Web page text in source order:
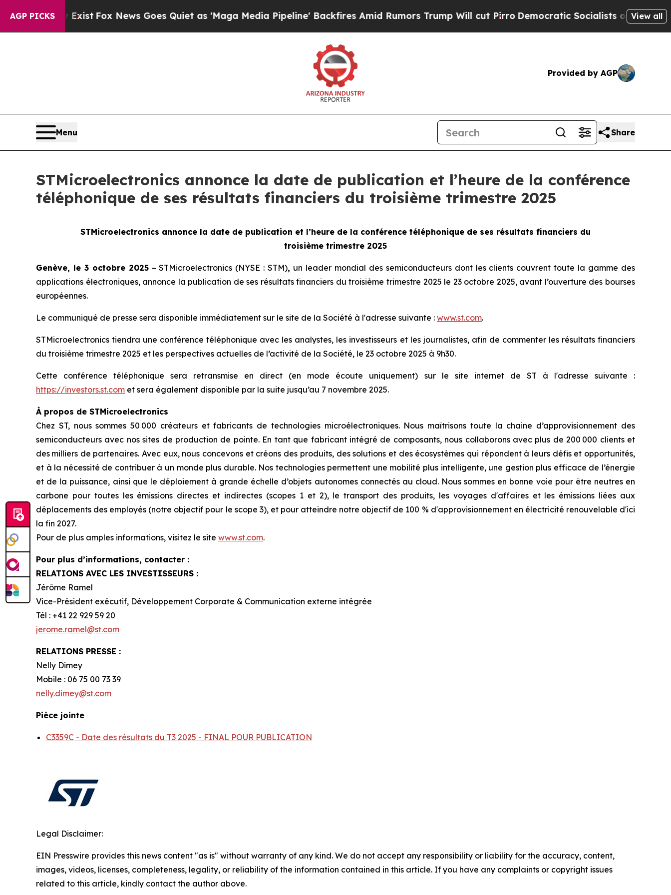
AGP PICKS
They Exist Fox News Goes Quiet as 'Maga Media Pipeline' Backfires Amid Rumors Trump Will cut PirroDemocratic Socialists of AmericaView all
Provided by AGP
Menu Share
STMicroelectronics annonce la date de publication et l’heure de la conférence
téléphonique de ses résultats financiers du troisième trimestre 2025
STMicroelectronics annonce la date de publication et l’heure de la conférence téléphonique de ses résultats financiers du
troisième trimestre 2025
Genève, le 3 octobre 2025– STMicroelectronics (NYSE : STM), un leader mondial des semiconducteurs dont les clients couvrent toute la gamme des
applications électroniques, annonce la publication de ses résultats financiers du troisième trimestre 2025 le 23 octobre 2025, avant l’ouverture des bourses
européennes.
Le communiqué de presse sera disponible immédiatement sur le site de la Société à l'adresse suivante : www.st.com.
STMicroelectronics tiendra une conférence téléphonique avec les analystes, les investisseurs et les journalistes, afin de commenter les résultats financiers
du troisième trimestre 2025 et les perspectives actuelles de l’activité de la Société, le 23 octobre 2025 à 9h30.
Cette conférence téléphonique sera retransmise en direct (en mode écoute uniquement) sur le site internet de ST à l'adresse suivante :
https://investors.st.com et sera également disponible par la suite jusqu’au 7 novembre 2025.
À propos de STMicroelectronics
Chez ST, nous sommes 50 000 créateurs et fabricants de technologies microélectroniques. Nous maîtrisons toute la chaine d’approvisionnement des
semiconducteurs avec nos sites de production de pointe. En tant que fabricant intégré de composants, nous collaborons avec plus de 200 000 clients et
des milliers de partenaires. Avec eux, nous concevons et créons des produits, des solutions et des écosystèmes qui répondent à leurs défis et opportunités,
et à la nécessité de contribuer à un monde plus durable. Nos technologies permettent une mobilité plus intelligente, une gestion plus efficace de l’énergie
et de la puissance, ainsi que le déploiement à grande échelle d’objets autonomes connectés au cloud. Nous sommes en bonne voie pour être neutres en
carbone pour toutes les émissions directes et indirectes (scopes 1 et 2), le transport des produits, les voyages d'affaires et les émissions liées aux
déplacements des employés (notre objectif pour le scope 3), et pour atteindre notre objectif de 100 % d'approvisionnement en électricité renouvelable d'ici
la fin 2027.
Pour de plus amples informations, visitez le site www.st.com.
Pour plus d’informations, contacter :
RELATIONS AVEC LES INVESTISSEURS :
Jérôme Ramel
Vice-Président exécutif, Développement Corporate & Communication externe intégrée
Tél : +41 22 929 59 20
jerome.ramel@st.com
RELATIONS PRESSE :
Nelly Dimey
Mobile : 06 75 00 73 39
nelly.dimey@st.com
Pièce jointe
C3359C - Date des résultats du T3 2025 - FINAL POUR PUBLICATION
Legal Disclaimer:
EIN Presswire provides this news content "as is" without warranty of any kind. We do not accept any responsibility or liability for the accuracy, content,
images, videos, licenses, completeness, legality, or reliability of the information contained in this article. If you have any complaints or copyright issues
related to this article, kindly contact the author above.